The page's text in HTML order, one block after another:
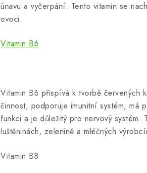
únavu a vyčerpání. Tento vitamin se
ovoci.
Vitamin B6
Vitamin B6 přispívá k tvorbě červených
činnost, podporuje imunitní systém, má
funkci a je důležitý pro nervový
luštěninách, zelenině a mléčných
Vitamin B8